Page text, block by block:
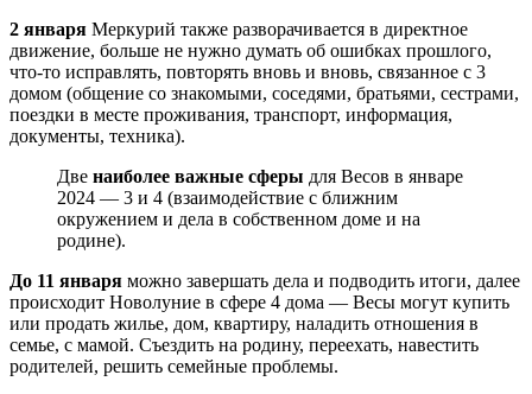
2 января Меркурий также разворачивается в директное
движение, больше не нужно думать об ошибках прошлого,
что-то исправлять, повторять вновь и вновь, связанное с 3
домом (общение со знакомыми, соседями, братьями, сестрами,
поездки в месте проживания, транспорт, информация,
документы, техника).
Две наиболее важные сферы для Весов в январе
2024 — 3 и 4 (взаимодействие с ближним
окружением и дела в собственном доме и на
родине).
До 11 января можно завершать дела и подводить итоги, далее
происходит Новолуние в сфере 4 дома — Весы могут купить
или продать жилье, дом, квартиру, наладить отношения в
семье, с мамой. Съездить на родину, переехать, навестить
родителей, решить семейные проблемы.